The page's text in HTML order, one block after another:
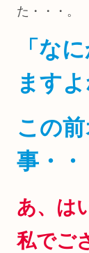
た・・・。
「な
ます
この
事・・
あ、は
私でご